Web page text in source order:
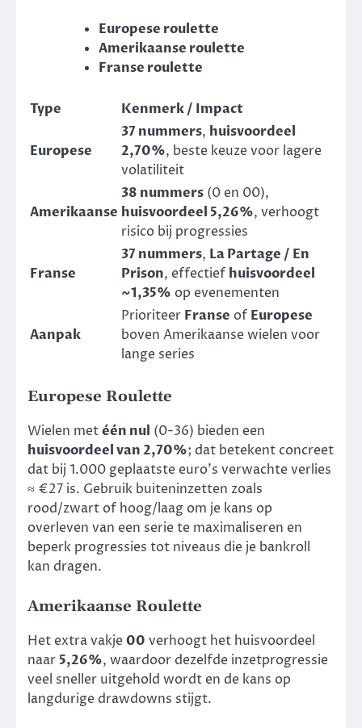
Europese roulette
Amerikaanse roulette
Franse roulette
Type Kenmerk / Impact
Europese
37 nummers, huisvoordeel
2,70%, beste keuze voor lagere
volatiliteit
Amerikaanse
38 nummers (0 en 00),
huisvoordeel 5,26%, verhoogt
risico bij progressies
Franse
37 nummers, La Partage / En
Prison, effectief huisvoordeel
~1,35% op evenementen
Aanpak
Prioriteer Franse of Europese
boven Amerikaanse wielen voor
lange series
Europese Roulette
Wielen metéén nul (0-36) bieden een
huisvoordeel van 2,70%; dat betekent concreet
dat bij 1.000 geplaatste euro’s verwachte verlies
≈ €27 is. Gebruik buiteninzetten zoals
rood/zwart of hoog/laag om je kans op
overleven van een serie te maximaliseren en
beperk progressies tot niveaus die je bankroll
kan dragen.
Amerikaanse Roulette
Het extra vakje 00 verhoogt het huisvoordeel
naar 5,26%, waardoor dezelfde inzetprogressie
veel sneller uitgehold wordt en de kans op
langdurige drawdowns stijgt.